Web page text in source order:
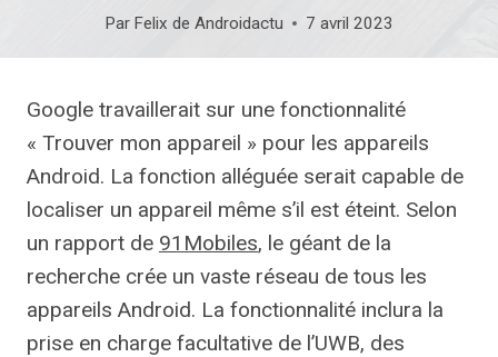
Par Felix de Androidactu 7 avril 2023
Google travaillerait sur une fonctionnalité
« Trouver mon appareil » pour les appareils
Android. La fonction alléguée serait capable de
localiser un appareil même s’il est éteint. Selon
un rapport de 91Mobiles, le géant de la
recherche crée un vaste réseau de tous les
appareils Android. La fonctionnalité inclura la
prise en charge facultative de l’UWB, des